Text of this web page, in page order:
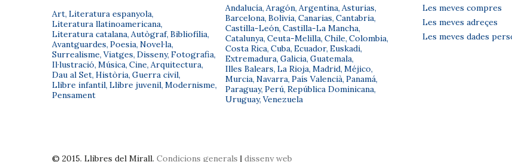
Art, Literatura espanyola,
Literatura llatinoamericana,
Literatura catalana, Autògraf, Bibliofília,
Avantguardes, Poesia, Novel·la,
Surrealisme, Viatges, Disseny, Fotografia,
Il·lustració, Música, Cine, Arquitectura,
Dau al Set, Història, Guerra civil,
Llibre infantil, Llibre juvenil, Modernisme,
Pensament
Andalucía, Aragón, Argentina, Asturias,
Barcelona, Bolivia, Canarias, Cantabria,
Castilla-León, Castilla-La Mancha,
Catalunya, Ceuta-Melilla, Chile, Colombia,
Costa Rica, Cuba, Ecuador, Euskadi,
Extremadura, Galicia, Guatemala,
Illes Balears, La Rioja, Madrid, Méjico,
Murcia, Navarra, País Valencià, Panamá,
Paraguay, Perú, República Dominicana,
Uruguay, Venezuela
Les meves compres
Les meves adreçes
Les meves dades
© 2015. Llibres del Mirall. Condicions generals | disseny web